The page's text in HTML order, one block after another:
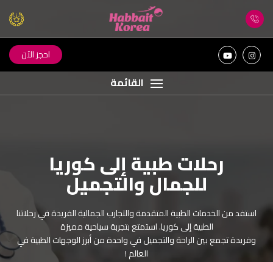
احجز الآن
القائمة
اكتشف جمال كوريا مع
حبيت كوريا
اكتشف جمال كوريا الساحرة مع رحلات مصممة بعناية كبيرة من فريق
حبيت كوريا. ! عش تجربة سفر استثنائية مع خدمات فاخرة ذات جودة
عالية لرحلة رائعة لا تنسى ! رضاكم هو هدفنا !
رحلات طبية إلى كوريا
للجمال والتجميل
استفد من الخدمات الطبية المتقدمة والتجارب الجمالية الفريدة في رحلاتنا
الطبية إلى كوريا. استمتع بتجربة سياحية مميزة
وفريدة تجمع بين الراحة والتجميل في واحدة من أبرز الوجهات الطبية في
العالم !